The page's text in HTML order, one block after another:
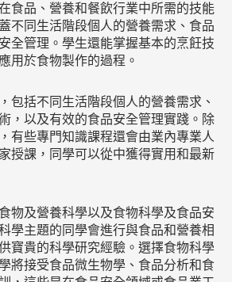
食品、營養和餐飲行業中所需的技能
不同生活階段個人的營養需求、食品
全管理。學生還能掌握基本的烹飪技
用於食物製作的過程。
包括不同生活階段個人的營養需求、
，以及有效的食品安全管理實踐。除
有些專門知識課程還會由業內專業人
授課，同學可以從中獲得實用和最新
物及營養科學以及食物科學及食品安
學主題的同學會進行與食品和營養相
寶貴的科學研究經驗。選擇食物科學
將接受食品微生物學、食品分析和食